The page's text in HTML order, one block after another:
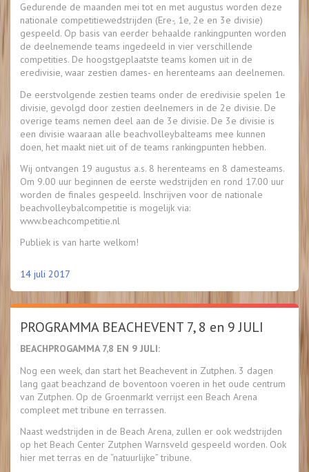
Gedurende de maanden mei tot en met augustus worden deze
nationale competitiewedstrijden (Ere-, 1e, 2e en 3e divisie)
gespeeld. Op basis van eerder behaalde rankingpunten worden
de deelnemende teams ingedeeld in vier verschillende
competities. De hoogstgeplaatste teams komen uit in de
eredivisie, waar zestien dames- en herenteams aan deelnemen.
De eerstvolgende zestien teams onder de eredivisie spelen 1e
divisie, gevolgd door zestien deelnemers in de 2e divisie. De
overige teams nemen deel aan de 3e divisie. De 3e divisie is
een divisie waaraan alle beachvolleybalteams mee kunnen
doen, het maakt niet uit of de teams rankingpunten hebben.
Wij ontvangen 19 augustus a.s. 8 herenteams en 8 damesteams.
Om 9.00 uur beginnen de eerste wedstrijden en rond 17.00 uur
worden de finales gespeeld. Inschrijven voor de nationale
beachvolleybalcompetitie is mogelijk via:
www.beachcompetitie.nl
Publiek is van harte welkom!
14 juli 2017
PROGRAMMA BEACHEVENT 7, 8 en 9 JULI
BEACHPROGAMMA 7,8 EN 9 JULI:
Nog een week, dan start het Beachevent in Zutphen. 3 dagen
lang gaat beachzand de boventoon voeren in het oude centrum
van Zutphen. Op de Groenmarkt verrijst een Beach Arena
compleet met tribune en terrassen.
Naast wedstrijden in de Beach Arena, zullen er ook wedstrijden
op het Beach Center Zutphen Warnsveld gespeeld worden. Ook
hier met terras en de “natuurlijke” tribune.